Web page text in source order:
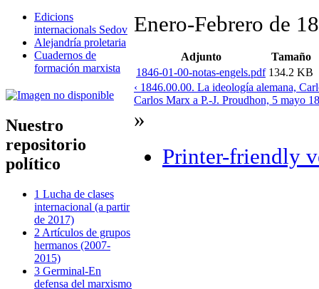
Edicions
internacionals Sedov
Alejandría proletaria
Cuadernos de
formación marxista
Nuestro
repositorio
político
1 Lucha de clases
internacional (a partir
de 2017)
2 Artículos de grupos
hermanos (2007-
2015)
3 Germinal-En
defensa del marxismo
Enero-Febrero de
Adjunto
Tamaño
1846-01-00-notas-engels.pdf 134.2 KB
‹ 1846.00.00. La ideología alemana,
Carlos Marx a P.-J. Proudhon, 5 mayo
»
Printer-friendly